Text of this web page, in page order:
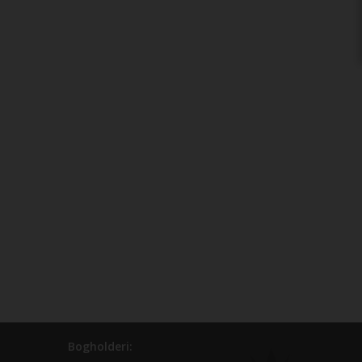
Bogholderi: